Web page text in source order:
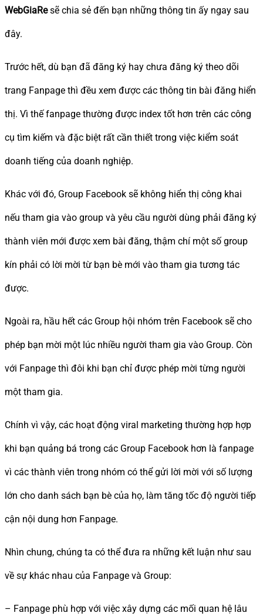
WebGiaResẽ chia sẻ đến bạn những thông tin ấy ngay sau
đây.
Trước hết, dù bạn đã đăng ký hay chưa đăng ký theo dõi
trang Fanpage thì đều xem được các thông tin bài đăng hiển
thị. Vì thế fanpage thường được index tốt hơn trên các công
cụ tìm kiếm và đặc biệt rất cần thiết trong việc kiểm soát
doanh tiếng của doanh nghiệp.
Khác với đó, Group Facebook sẽ không hiển thị công khai
nếu tham gia vào group và yêu cầu người dùng phải đăng ký
thành viên mới được xem bài đăng, thậm chí một số group
kín phải có lời mời từ bạn bè mới vào tham gia tương tác
được.
Ngoài ra, hầu hết các Group hội nhóm trên Facebook sẽ cho
phép bạn mời một lúc nhiều người tham gia vào Group. Còn
với Fanpage thì đôi khi bạn chỉ được phép mời từng người
một tham gia.
Chính vì vậy, các hoạt động viral marketing thường hợp hợp
khi bạn quảng bá trong các Group Facebook hơn là fanpage
vì các thành viên trong nhóm có thể gửi lời mời với số lượng
lớn cho danh sách bạn bè của họ, làm tăng tốc độ người tiếp
cận nội dung hơn Fanpage.
Nhìn chung, chúng ta có thể đưa ra những kết luận như sau
về sự khác nhau của Fanpage và Group:
– Fanpage phù hợp với việc xây dựng các mối quan hệ lâu